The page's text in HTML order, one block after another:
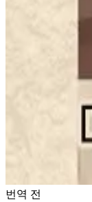
번역 전